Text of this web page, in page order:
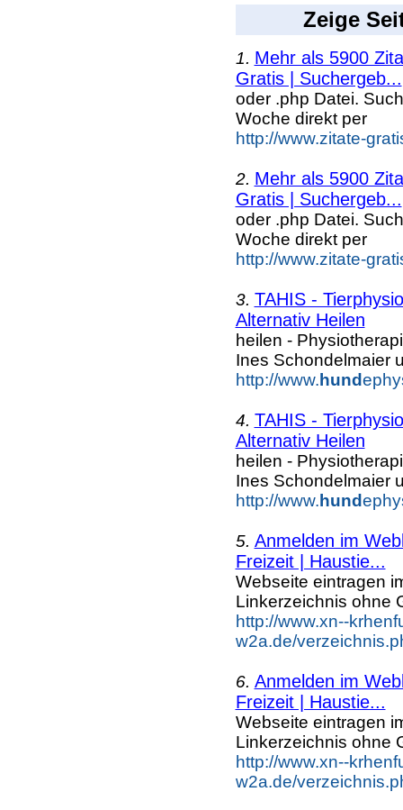
Zeige
1. Mehr als 5900
Gratis | Suchergeb...
oder .php Datei.
Woche direkt per
http://www.zitate-
2. Mehr als 5900
Gratis | Suchergeb...
oder .php Datei.
Woche direkt per
http://www.zitate-
3. TAHIS -
Alternativ Heilen
heilen -
Ines Schondelmaier
http://www.hund
4. TAHIS -
Alternativ Heilen
heilen -
Ines Schondelmaier
http://www.hund
5. Anmelden im
Freizeit | Haustie...
Webseite eintragen
Linkerzeichnis ohne
http://www.xn--
w2a.de/
6. Anmelden im
Freizeit | Haustie...
Webseite eintragen
Linkerzeichnis ohne
http://www.xn--
w2a.de/